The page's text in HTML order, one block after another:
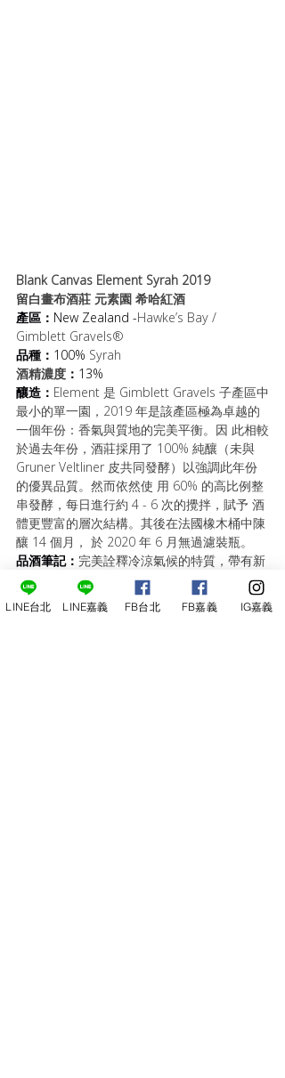
Blank Canvas Element Syrah 2019
留白畫布酒莊 元素園 希哈紅酒
產區： New Zealand -Hawke’s Bay /
Gimblett Gravels®
品種： 100% Syrah
酒精濃度 ： 13%
釀造： Element 是 Gimblett Gravels 子產區中
最小的單一園，2019 年是該產區極為卓越的
一個年份：香氣與質地的完美平衡。因 此相較
於過去年份，酒莊採用了 100% 純釀（未與
Gruner Veltliner 皮共同發酵）以強調此年份
的優異品質。然而依然使 用 60% 的高比例整
串發酵，每日進行約 4 - 6 次的攪拌，賦予 酒
體更豐富的層次結構。其後在法國橡木桶中陳
釀 14 個月， 於 2020 年 6 月無過濾裝瓶。
品酒筆記： 完美詮釋冷涼氣候的特質，帶有新
鮮研磨的黑胡椒、壓碎的 紫羅蘭、黑色森林水
果等香氣，在肉感與摩卡風味的襯托 下，煙燻
氣息十分迷人。鮮活的酸度勾勒出細膩的單寧
LINE台北 LINE嘉義 FB台北 FB嘉義 IG嘉義